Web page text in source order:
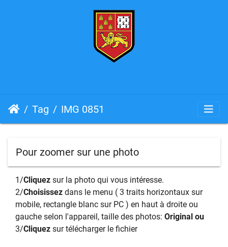
Tag IMG 0851
Pour zoomer sur une photo
1/Cliquez sur la photo qui vous intéresse.
2/Choisissez dans le menu ( 3 traits horizontaux sur
mobile, rectangle blanc sur PC ) en haut à droite ou
gauche selon l'appareil, taille des photos: Original ou
3/Cliquez sur télécharger le fichier